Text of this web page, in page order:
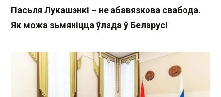
Пасьля Лукашэнкі – не абавязкова свабода.
Як можа зьмяніцца ўлада ў Беларусі